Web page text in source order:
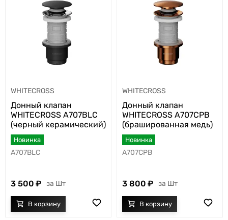
WHITECROSS
Донный клапан
WHITECROSS A707BLC
(черный керамический)
Новинка
A707BLC
3 500 Шт
WHITECROSS
Донный клапан
WHITECROSS A707CPB
(брашированная медь)
Новинка
A707CPB
3 800 Шт